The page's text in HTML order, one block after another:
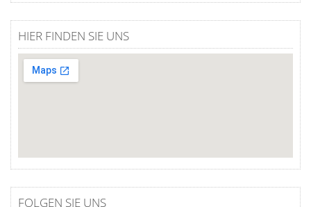
HIER FINDEN SIE UNS
FOLGEN SIE UNS